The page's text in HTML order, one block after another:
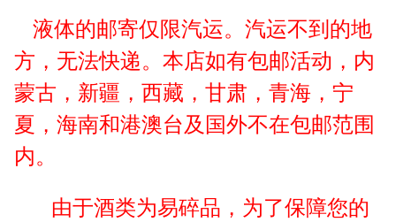
液体的邮寄仅限汽运。汽运不到的地
方，无法快递。本店如有包邮活动，内
蒙古，新疆，西藏，甘肃，青海，宁
夏，海南和港澳台及国外不在包邮范围
内。
由于酒类为易碎品，为了保障您的